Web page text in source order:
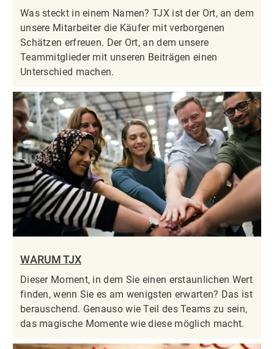
Was steckt in einem Namen? TJX ist der Ort, an dem
unsere Mitarbeiter die Käufer mit verborgenen
Schätzen erfreuen. Der Ort, an dem unsere
Teammitglieder mit unseren Beiträgen einen
Unterschied machen.
WARUM TJX
Dieser Moment, in dem Sie einen erstaunlichen Wert
finden, wenn Sie es am wenigsten erwarten? Das ist
berauschend. Genauso wie Teil des Teams zu sein,
das magische Momente wie diese möglich macht.